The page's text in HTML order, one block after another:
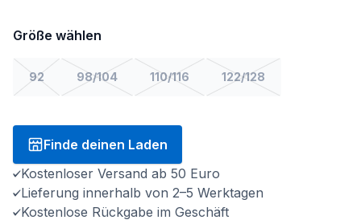
Größe wählen
92 98/104 110/116 122/128
Finde deinen Laden
Kostenloser Versand ab 50 Euro
Lieferung innerhalb von 2–5 Werktagen
Kostenlose Rückgabe im Geschäft